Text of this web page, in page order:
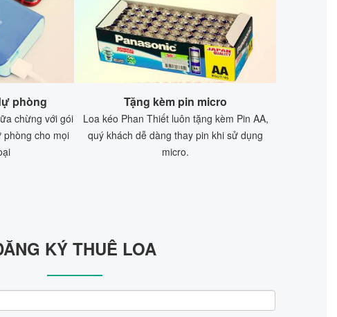
phòng
chừng với gói
phòng cho mọi
Tặng kèm pin micro
Loa kéo Phan Thiết luôn tặng kèm Pin AA,
quý khách dễ dàng thay pin khi sử dụng
micro.
KÝ THUÊ LOA